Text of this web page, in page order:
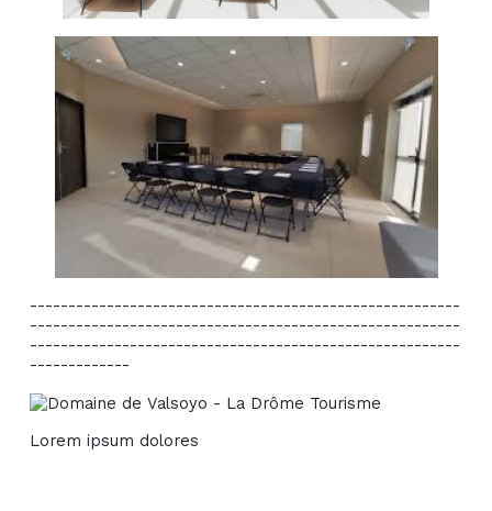
--------------------------------------------------------
--------------------------------------------------------
--------------------------------------------------------
-------------
Lorem ipsum dolores